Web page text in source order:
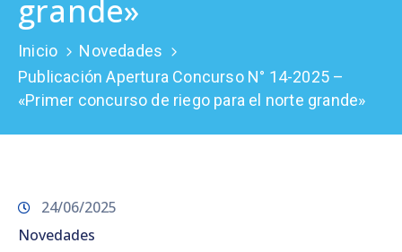
Prensa
grande»
Inicio
Novedades
Publicación Apertura Concurso N° 14-2025 –
«Primer concurso de riego para el norte grande»
24/06/2025
Novedades